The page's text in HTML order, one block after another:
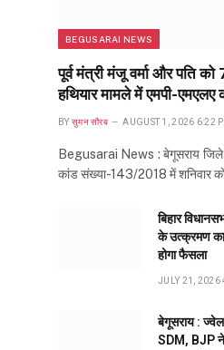
BEGUSARAI NEWS
पूर्व मंत्री मंजू वर्मा और पति
हथियार मामले में एमपी-एमएलए
BY सुमन सौरब AUGUST 1, 2026 6:22
Begusarai News : बेगूसराय जिले के
कांड संख्या-143/2018 में शनिवार
बिहार
के उत्क्रमण का
होगा फैसला
JULY 21, 2026
बेगूसराय :
SDM, BJP